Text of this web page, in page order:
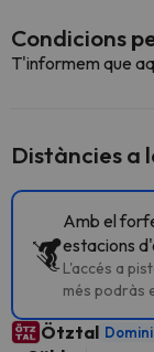
Condicions
T'informem que
Distàncies a
Amb el
estacions
L'accés a
més podràs
Ötztal Domini